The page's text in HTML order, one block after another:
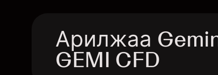
Арилжаа
GEMI CFD